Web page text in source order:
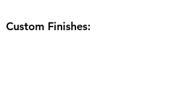
Custom Finishes: